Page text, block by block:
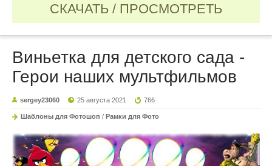
СКАЧАТЬ / ПРОСМОТРЕТЬ
Виньетка для детского сада -
Герои наших мультфильмов
sergey23060 25 августа 2021 766
Шаблоны для Фотошоп / Рамки для Фото